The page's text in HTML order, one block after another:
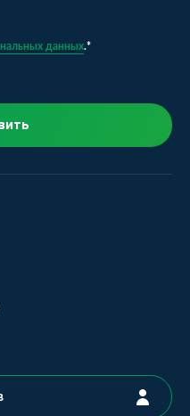
данных.*